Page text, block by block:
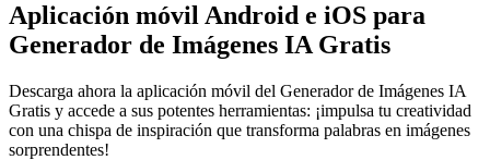
Aplicación móvil Android e iOS para
Generador de Imágenes IA Gratis
Descarga ahora la aplicación móvil del Generador de Imágenes IA
Gratis y accede a sus potentes herramientas: ¡impulsa tu creatividad
con una chispa de inspiración que transforma palabras en imágenes
sorprendentes!